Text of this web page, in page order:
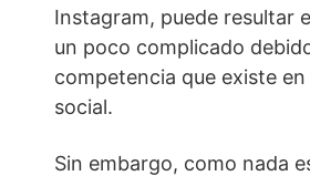
Instagram, puede resultar
un poco complicado
competencia que existe
social.
Sin embargo, como nada